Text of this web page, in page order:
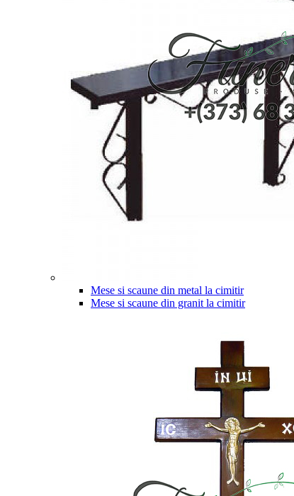
Mese si scaune din metal la cimitir
Mese si scaune din granit la cimitir